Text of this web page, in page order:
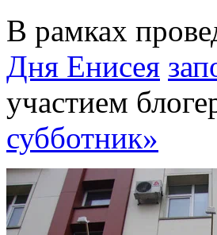
В рамках
Дня Енисея
участием
субботник»